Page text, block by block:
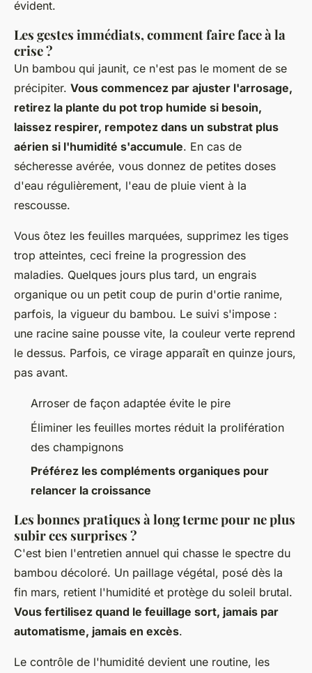
évident.
Les gestes immédiats, comment faire face à la
crise ?
Un bambou qui jaunit, ce n'est pas le moment de se
précipiter. Vous commencez par ajuster l'arrosage,
retirez la plante du pot trop humide si besoin,
laissez respirer, rempotez dans un substrat plus
aérien si l'humidité s'accumule. En cas de
sécheresse avérée, vous donnez de petites doses
d'eau régulièrement, l'eau de pluie vient à la
rescousse.
Vous ôtez les feuilles marquées, supprimez les tiges
trop atteintes, ceci freine la progression des
maladies. Quelques jours plus tard, un engrais
organique ou un petit coup de purin d'ortie ranime,
parfois, la vigueur du bambou. Le suivi s'impose :
une racine saine pousse vite, la couleur verte reprend
le dessus. Parfois, ce virage apparaît en quinze jours,
pas avant.
Arroser de façon adaptée évite le pire
Éliminer les feuilles mortes réduit la prolifération
des champignons
Préférez les compléments organiques pour
relancer la croissance
Les bonnes pratiques à long terme pour ne plus
subir ces surprises ?
C'est bien l'entretien annuel qui chasse le spectre du
bambou décoloré. Un paillage végétal, posé dès la
fin mars, retient l'humidité et protège du soleil brutal.
Vous fertilisez quand le feuillage sort, jamais par
automatisme, jamais en excès.
Le contrôle de l'humidité devient une routine, les